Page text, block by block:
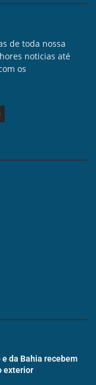
de toda nossa
noticias até
os
da Bahia recebem
exterior